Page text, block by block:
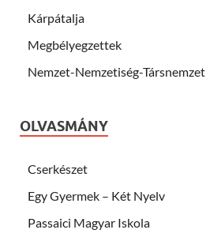
Kárpátalja
Megbélyegzettek
Nemzet-Nemzetiség-Társnemzet
OLVASMÁNY
Cserkészet
Egy Gyermek – Két Nyelv
Passaici Magyar Iskola